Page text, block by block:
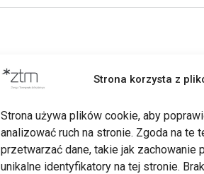
Strona korzysta z
Strona używa plików cookie, aby
analizować ruch na stronie. Zgoda na te
przetwarzać dane, takie jak zachowanie
unikalne identyfikatory na tej stronie.